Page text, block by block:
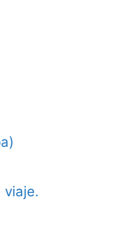
viaje.